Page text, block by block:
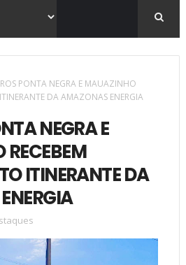
PONTA NEGRA E MAUAZINHO
DA AMAZONAS ENERGIA
NEGRA E
ITINERANTE DA